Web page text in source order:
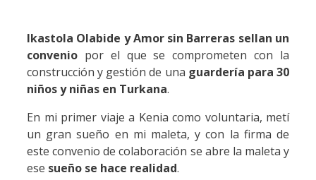
Ikastola Olabide y Amor sin Barreras sellan un
convenio por el que se comprometen con la
construcción y gestión de una guardería para 30
niños y niñas en Turkana.
En mi primer viaje a Kenia como voluntaria, metí
un gran sueño en mi maleta, y con la firma de
este convenio de colaboración se abre la maleta y
ese sueño se hace realidad.